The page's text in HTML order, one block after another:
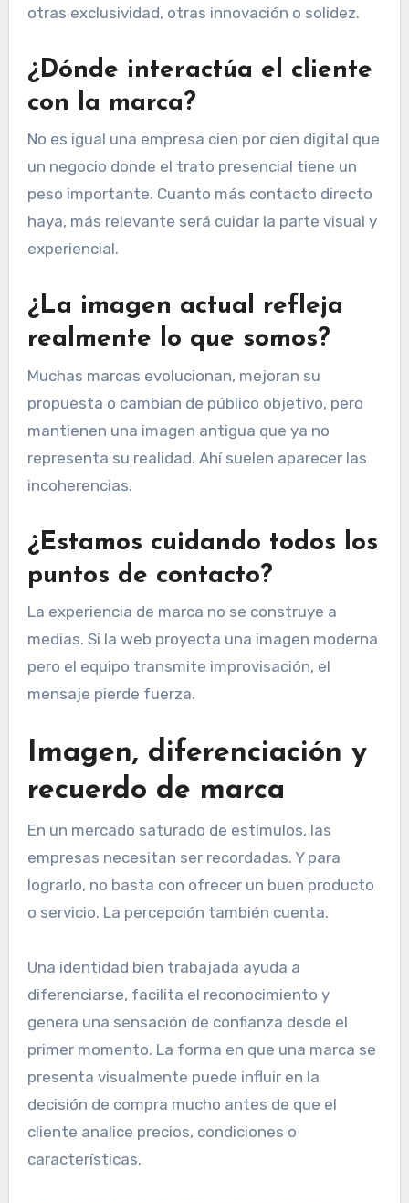
otras exclusividad, otras innovación o solidez.
¿Dónde interactúa el cliente
con la marca?
No es igual una empresa cien por cien digital que
un negocio donde el trato presencial tiene un
peso importante. Cuanto más contacto directo
haya, más relevante será cuidar la parte visual y
experiencial.
¿La imagen actual refleja
realmente lo que somos?
Muchas marcas evolucionan, mejoran su
propuesta o cambian de público objetivo, pero
mantienen una imagen antigua que ya no
representa su realidad. Ahí suelen aparecer las
incoherencias.
¿Estamos cuidando todos los
puntos de contacto?
La experiencia de marca no se construye a
medias. Si la web proyecta una imagen moderna
pero el equipo transmite improvisación, el
mensaje pierde fuerza.
Imagen, diferenciación y
recuerdo de marca
En un mercado saturado de estímulos, las
empresas necesitan ser recordadas. Y para
lograrlo, no basta con ofrecer un buen producto
o servicio. La percepción también cuenta.
Una identidad bien trabajada ayuda a
diferenciarse, facilita el reconocimiento y
genera una sensación de confianza desde el
primer momento. La forma en que una marca se
presenta visualmente puede influir en la
decisión de compra mucho antes de que el
cliente analice precios, condiciones o
características.